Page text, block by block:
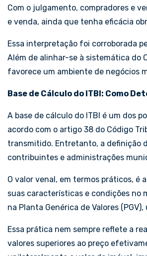
Com o julgamento, compradores e
e venda, ainda que tenha eficácia
Essa interpretação foi corroborada
Além de alinhar-se à sistemática do
favorece um ambiente de negócios
Base de Cálculo do ITBI: Como
A base de cálculo do ITBI é um dos
acordo com o artigo 38 do Código
transmitido. Entretanto, a definição
contribuintes e administrações
O valor venal, em termos práticos, é
suas características e condições no
na Planta Genérica de Valores
Essa prática nem sempre reflete a
valores superiores ao preço